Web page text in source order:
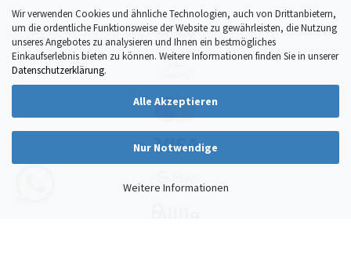
Wir verwenden Cookies und ähnliche Technologien, auch von Drittanbietern,
um die ordentliche Funktionsweise der Website zu gewährleisten, die Nutzung
unseres Angebotes zu analysieren und Ihnen ein bestmögliches
Einkaufserlebnis bieten zu können. Weitere Informationen finden Sie in unserer
Datenschutzerklärung.
Alle Akzeptieren
Nur Notwendige
Weitere Informationen